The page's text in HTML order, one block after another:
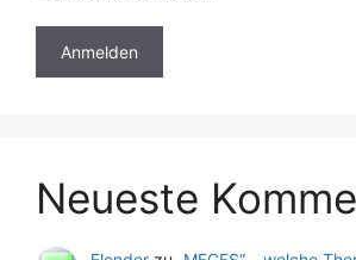
Neueste